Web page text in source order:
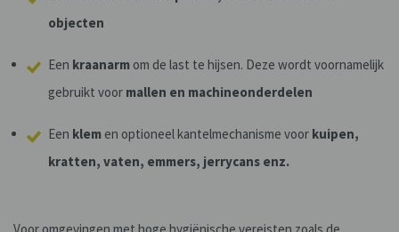
objecten
Een kraanarm om de last te hijsen. Deze wordt voornamelijk
gebruikt voor mallen en machineonderdelen
Een klem en optioneel kantelmechanisme voor kuipen,
kratten, vaten, emmers, jerrycans enz.